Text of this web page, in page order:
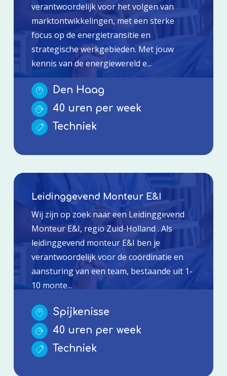
verantwoordelijk voor het volgen van
marktontwikkelingen, met een sterke
focus op de energietransitie en
strategische werkgebieden. Met jouw
kennis van de energiewereld e...
Den Haag
40 uren per week
Techniek
Leidinggevend Monteur E&I
Wij zijn op zoek naar een Leidinggevend
Monteur E&I, regio Zuid-Holland . Als
leidinggevend monteur E&I ben je
verantwoordelijk voor de coördinatie en
aansturing van een team, bestaande uit 1-
10 monte...
Spijkenisse
40 uren per week
Techniek